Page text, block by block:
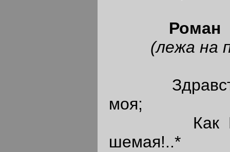
Роман
(лежа на
моя;
Как
шемая!..*